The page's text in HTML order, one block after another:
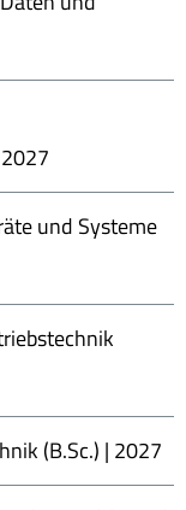
und Systeme
(B.Sc.) | 2027